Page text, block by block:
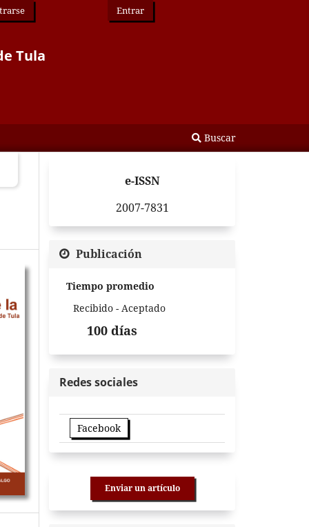
Tula
Buscar
Entrar
e-ISSN
2007-7831
Publicación
Tiempo promedio
Recibido - Aceptado
100 días
Redes sociales
Facebook
Enviar un artículo